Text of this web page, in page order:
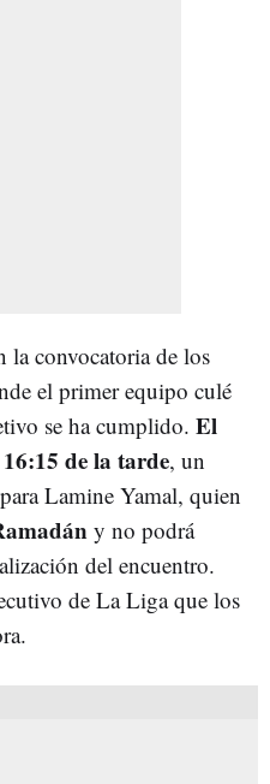
la convocatoria de los
el primer equipo culé
se ha cumplido. El
de la tarde, un
Lamine Yamal, quien
y no podrá
del encuentro.
de La Liga que los